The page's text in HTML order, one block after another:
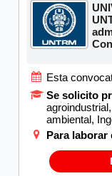
Esta
Se solicito
ambiental,
Para laborar